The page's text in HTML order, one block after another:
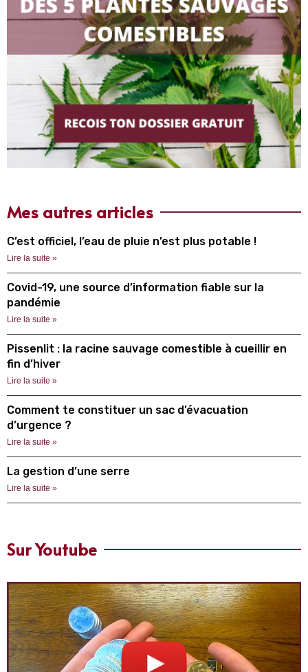
Mes autres articles
C’est officiel, l’eau de pluie n’est plus potable !
Lire la suite »
Covid-19, une source d’information fiable sur la
pandémie
Lire la suite »
Pissenlit : la racine sauvage comestible à cueillir en
fin d’hiver
Lire la suite »
Comment te constituer un sac d’évacuation
d’urgence ?
Lire la suite »
La gestion d’une serre
Lire la suite »
Sur Youtube